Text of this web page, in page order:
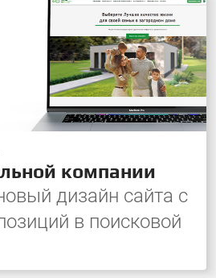
Сайт строительной компании
дизайн сайта с
в поисковой